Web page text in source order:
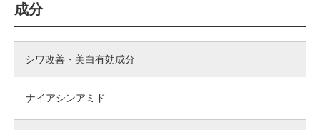
成分
シワ改善・美白有効成分
ナイアシンアミド